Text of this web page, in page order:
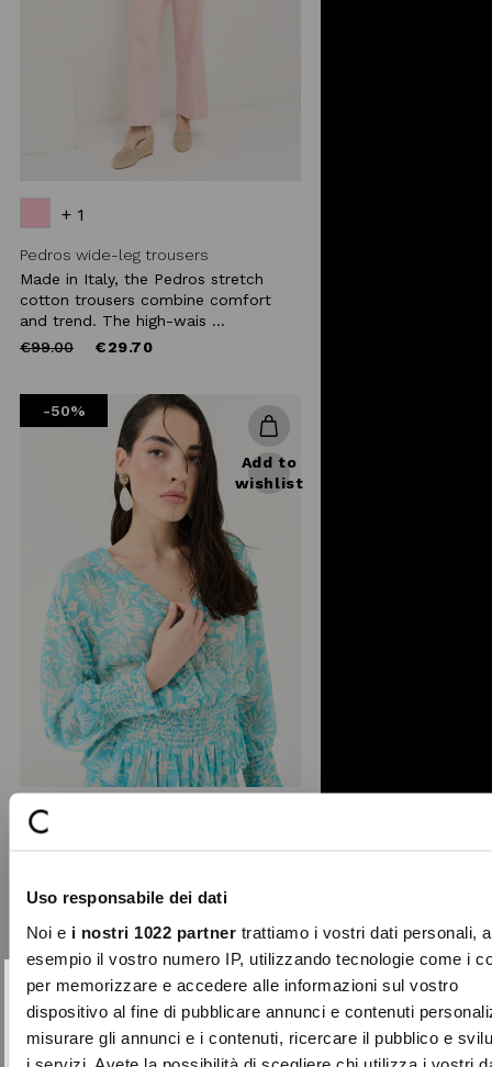
Uso responsabile dei dati
Noi e i nostri 1022 partnertrattiamo i vostri dati personali,
esempio il vostro numero IP, utilizzando tecnologie come i
per memorizzare e accedere alle informazioni sul vostro
dispositivo al fine di pubblicare annunci e contenuti
misurare gli annunci e i contenuti, ricercare il pubblico e
i servizi. Avete la possibilità di scegliere chi utilizza i vostri
+ 1
Pedros wide-leg trousers
Made in Italy, the Pedros stretch
cotton trousers combine comfort
and trend. The high-wais ...
Price
€99.00to €29.70
-50%
Add to
wishlist
collection evokes a light, summer
atmosphere. Crafted from ...
reduced
from
€99.00 to €49.50
-50%
Close
SUBSCRIBE TO OUR
NEWSLETTER